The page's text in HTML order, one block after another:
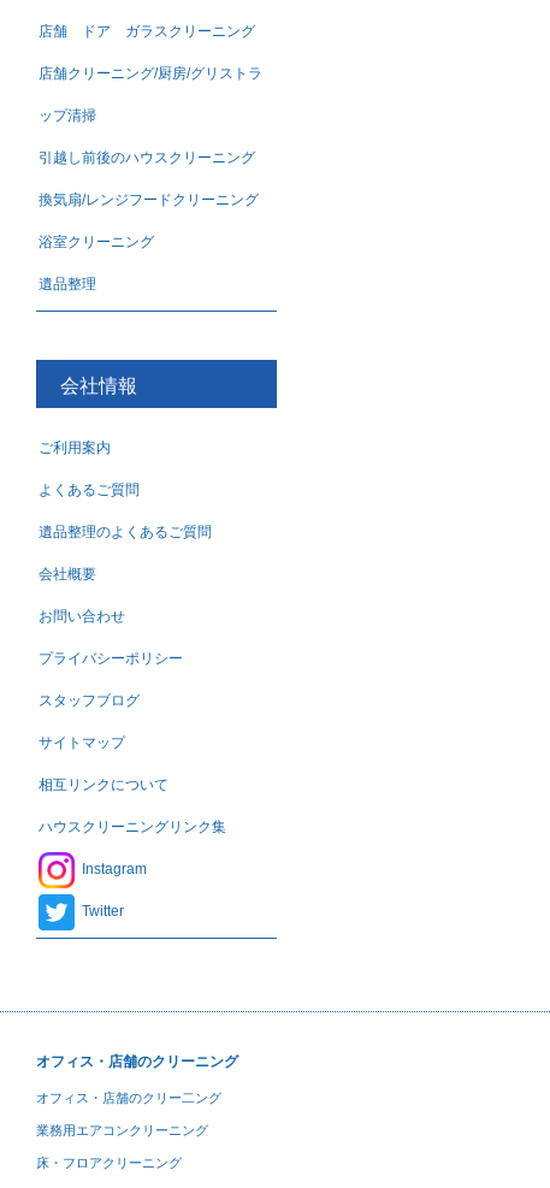
店舗 ドア ガラスクリーニング
店舗クリーニング/厨房/グリストラ
ップ清掃
引越し前後のハウスクリーニング
換気扇/レンジフードクリーニング
浴室クリーニング
遺品整理
会社情報
ご利用案内
よくあるご質問
遺品整理のよくあるご質問
会社概要
お問い合わせ
プライバシーポリシー
スタッフブログ
サイトマップ
相互リンクについて
ハウスクリーニングリンク集
Instagram
Twitter
オフィス・店舗のクリーニング
オフィス・店舗のクリー二ング
業務用エアコンクリーニング
床・フロアクリーニング